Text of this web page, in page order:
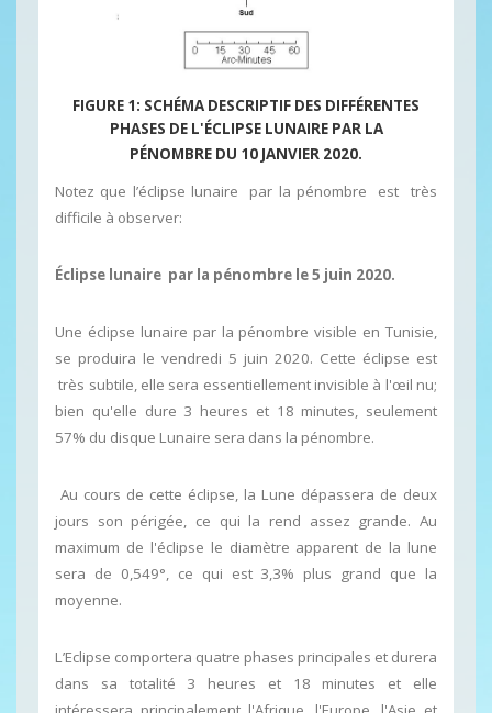
FIGURE 1: SCHÉMA DESCRIPTIF DES DIFFÉRENTES
PHASES DE L'ÉCLIPSE LUNAIRE PAR LA
PÉNOMBRE DU 10 JANVIER 2020.
Notez que l’éclipse lunaire par la pénombre est très
difficile à observer:
Éclipse lunaire par la pénombre le 5 juin 2020.
Une éclipse lunaire par la pénombre visible en Tunisie,
se produira le vendredi 5 juin 2020. Cette éclipse est
très subtile, elle sera essentiellement invisible à l'œil nu;
bien qu'elle dure 3 heures et 18 minutes, seulement
57% du disque Lunaire sera dans la pénombre.
Au cours de cette éclipse, la Lune dépassera de deux
jours son périgée, ce qui la rend assez grande. Au
maximum de l'éclipse le diamètre apparent de la lune
sera de 0,549°, ce qui est 3,3% plus grand que la
moyenne.
L’Eclipse comportera quatre phases principales et durera
dans sa totalité 3 heures et 18 minutes et elle